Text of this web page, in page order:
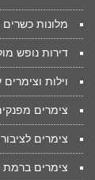
מלונות
דירות נופש
וילות
צימרים
צימרים
צימרים ברמת